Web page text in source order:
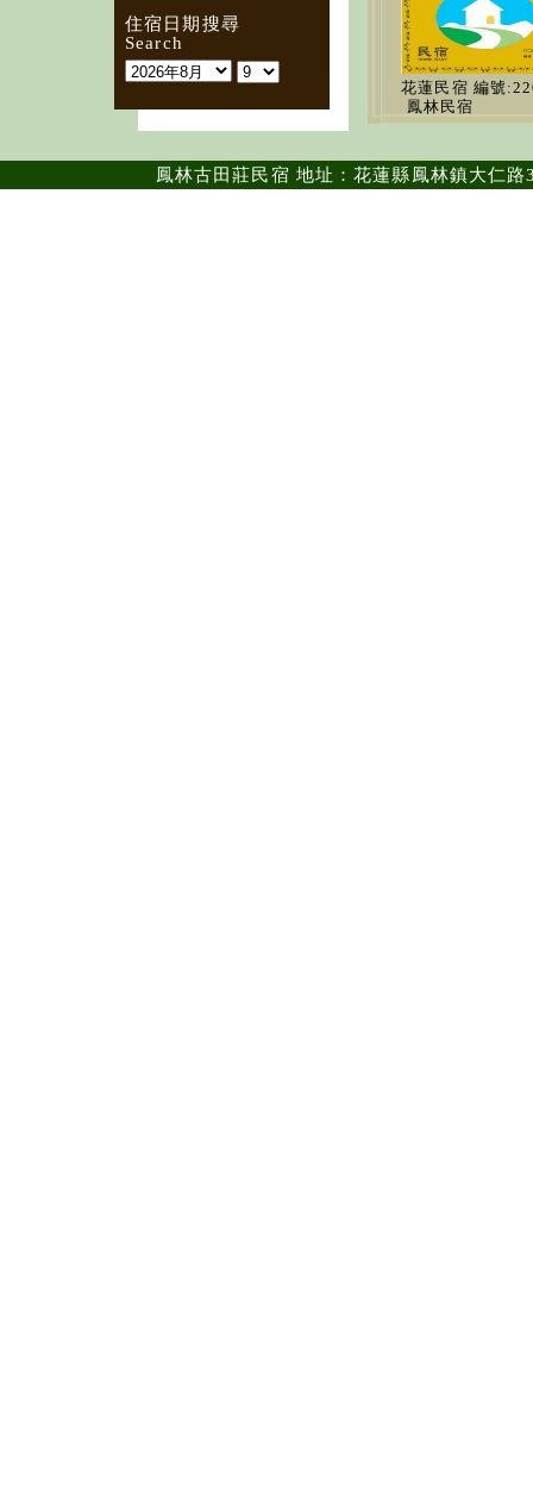
住宿日期搜尋
Search
花蓮民宿 編號
鳳林民宿
鳳林古田莊民宿 地址：花蓮縣鳳林鎮大仁